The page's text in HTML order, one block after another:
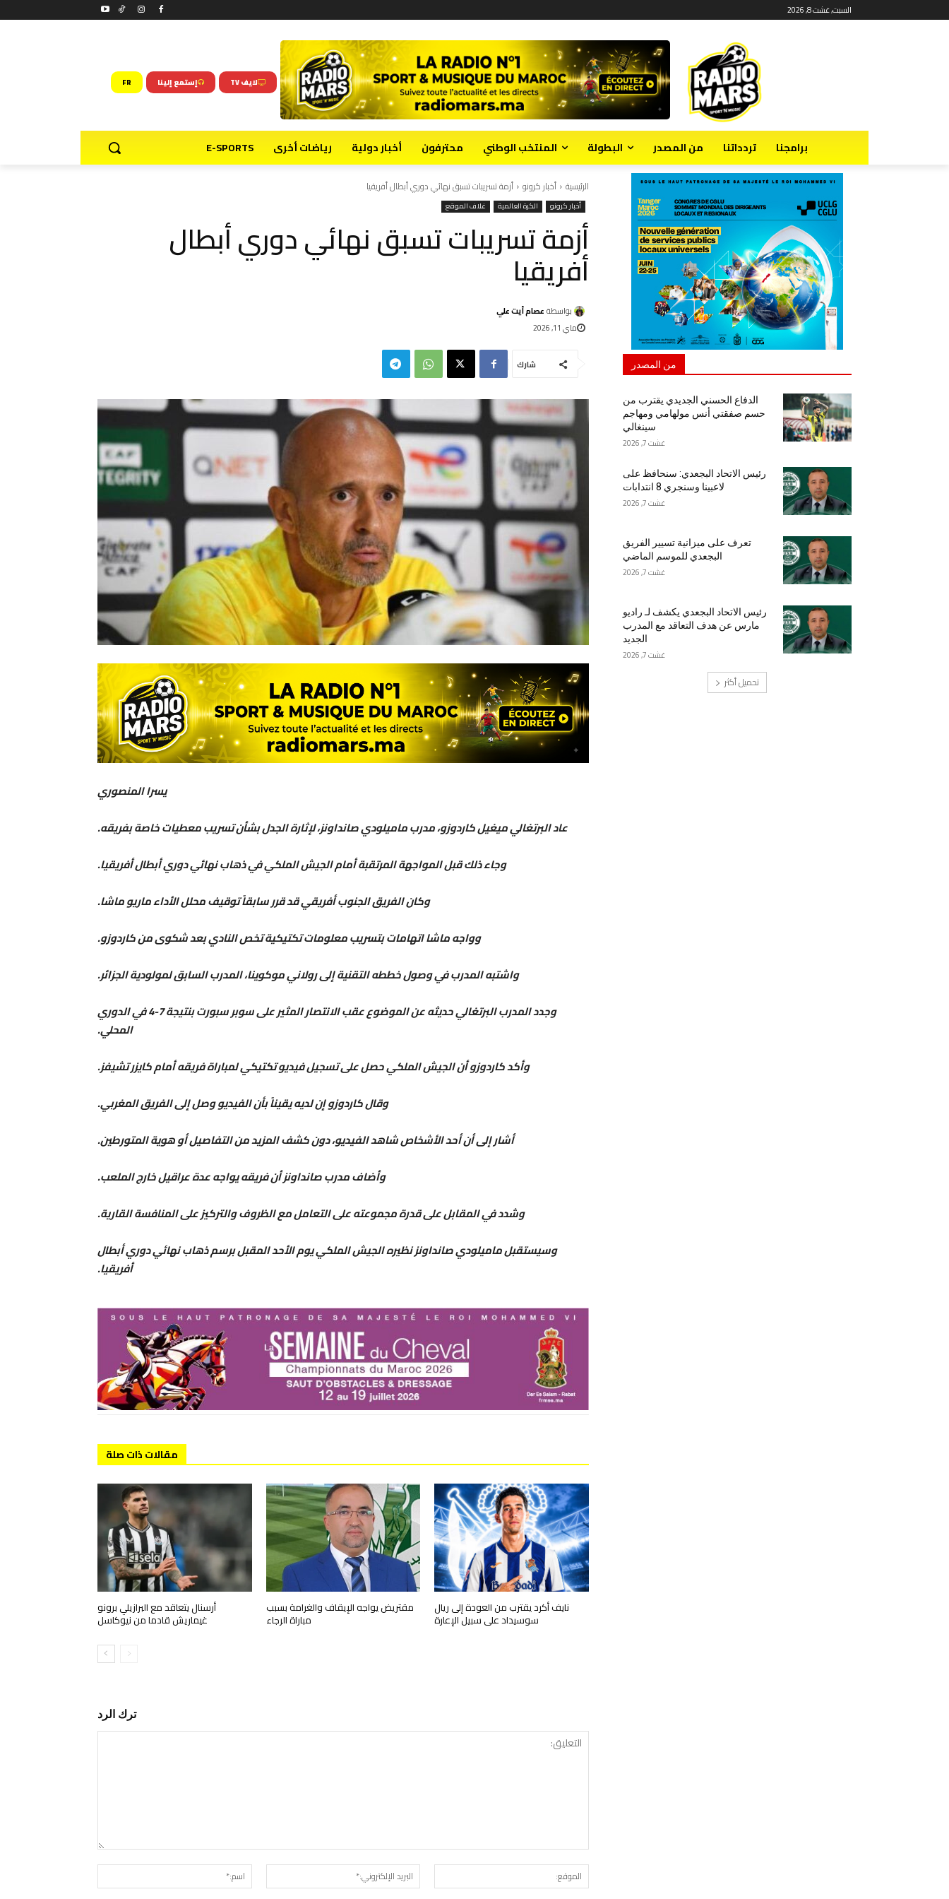
السبت, غشت 8, 2026
لايف TV إستمع إلينا FR
برامجنا تردداتنا من المصدر البطولة المنتخب الوطني محترفون أخبار دولية رياضات أخرى E-SPORTS
الرئيسية أخبار كرونو أزمة تسريبات تسبق نهائي دوري أبطال أفريقيا
أخبار كرونو الكرة العالمية غلاف الموقع
أزمة تسريبات تسبق نهائي دوري أبطال
أفريقيا
بواسطة عصام أيت علي
ماي 11, 2026
شارك
يسرا المنصوري
عاد البرتغالي ميغيل كاردوزو، مدرب ماميلودي صانداونز، لإثارة الجدل بشأن تسريب معطيات خاصة بفريقه.
وجاء ذلك قبل المواجهة المرتقبة أمام الجيش الملكي في ذهاب نهائي دوري أبطال أفريقيا.
وكان الفريق الجنوب أفريقي قد قرر سابقاً توقيف محلل الأداء ماريو ماشا.
وواجه ماشا اتهامات بتسريب معلومات تكتيكية تخص النادي بعد شكوى من كاردوزو.
واشتبه المدرب في وصول خططه التقنية إلى رولاني موكوينا، المدرب السابق لمولودية الجزائر.
وجدد المدرب البرتغالي حديثه عن الموضوع عقب الانتصار المثير على سوبر سبورت بنتيجة 7-4 في الدوري
المحلي.
وأكد كاردوزو أن الجيش الملكي حصل على تسجيل فيديو تكتيكي لمباراة فريقه أمام كايزر تشيفز.
وقال كاردوزو إن لديه يقيناً بأن الفيديو وصل إلى الفريق المغربي.
أشار إلى أن أحد الأشخاص شاهد الفيديو، دون كشف المزيد من التفاصيل أو هوية المتورطين.
وأضاف مدرب صانداونز أن فريقه يواجه عدة عراقيل خارج الملعب.
وشدد في المقابل على قدرة مجموعته على التعامل مع الظروف والتركيز على المنافسة القارية.
وسيستقبل ماميلودي صانداونز نظيره الجيش الملكي يوم الأحد المقبل برسم ذهاب نهائي دوري أبطال
أفريقيا.
مقالات ذات صلة
نايف أكرد يقترب من العودة إلى ريال
سوسيداد على سبيل الإعارة
مقتريض يواجه الإيقاف والغرامة بسبب
مباراة الرجاء
أرسنال يتعاقد مع البرازيلي برونو
غيماريش قادما من نيوكاسل
ترك الرد
التعليق:
اسم:*
البريد
الإلكتروني:*
الموقع:
من المصدر
الدفاع الحسني الجديدي يقترب من
حسم صفقتي أنس مولهامي ومهاجم
سينغالي
غشت 7, 2026
رئيس الاتحاد البجعدي: سنحافظ على
لاعبينا وسنجري 8 انتدابات
غشت 7, 2026
تعرف على ميزانية تسيير الفريق
البجعدي للموسم الماضي
غشت 7, 2026
رئيس الاتحاد البجعدي يكشف لـ راديو
مارس عن هدف التعاقد مع المدرب
الجديد
غشت 7, 2026
تحميل أكثر